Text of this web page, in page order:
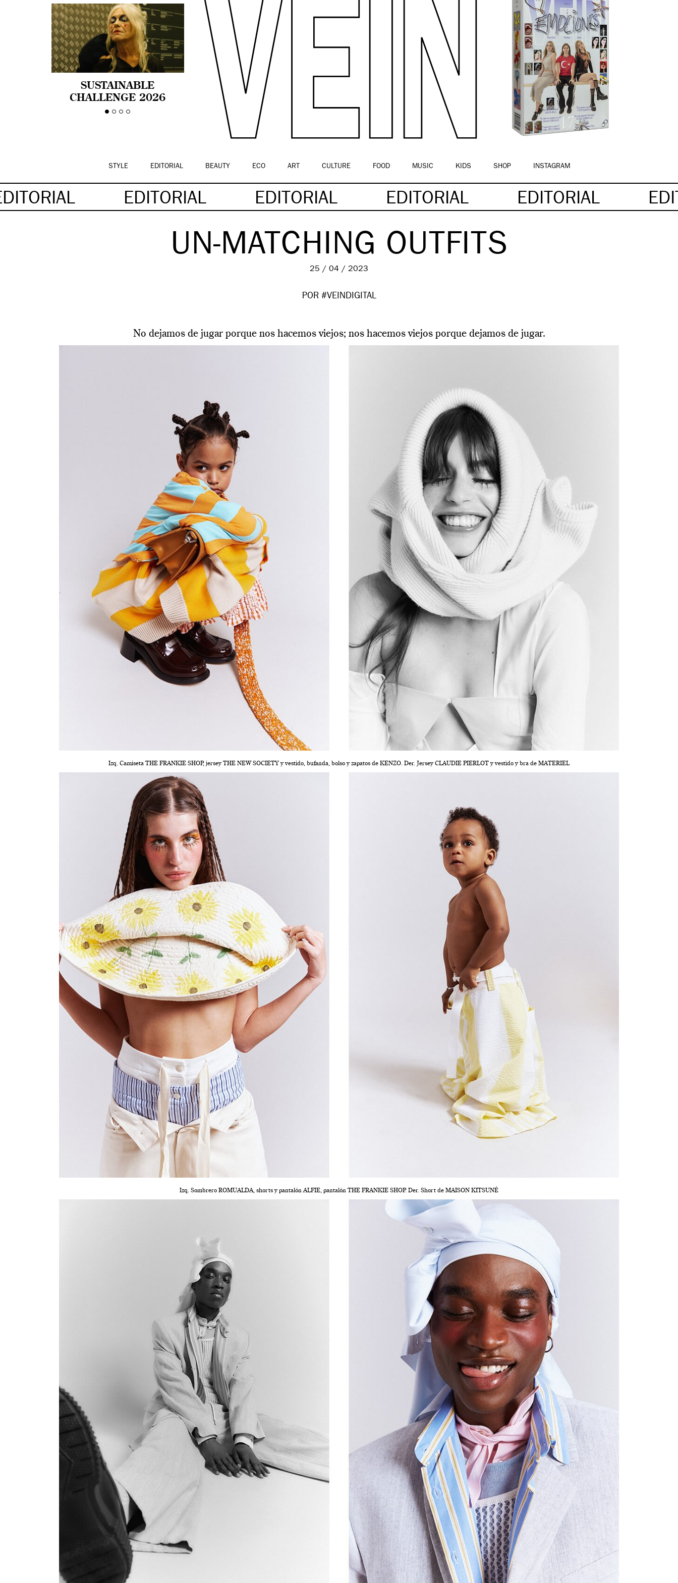
SUSTAINABLE
CHALLENGE 2026
CELEBRA LA
STYLE EDITORIAL BEAUTY ECO ART CULTURE FOOD MUSIC KIDS SHOP INSTAGRAM
EDITORIAL EDITORIAL EDITORIAL EDITORIAL
UN-MATCHING OUTFITS
25 / 04 / 2023
POR #VEINDIGITAL
No dejamos de jugar porque nos hacemos viejos; nos hacemos viejos porque dejamos de jugar.
Izq. Camiseta THE FRANKIE SHOP, jersey THE NEW SOCIETY y vestido, bufanda, bolso y zapatos de KENZO. Der. Jersey CLAUDIE PIERLOT y vestido y bra de MATERIEL
Izq. Sombrero ROMUALDA, shorts y pantalón ALFIE, pantalón THE FRANKIE SHOP. Der. Short de MAISON KITSUNÉ